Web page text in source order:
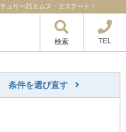
ュリー21エムズ・エステート！
検索 TEL
条件を選び直す